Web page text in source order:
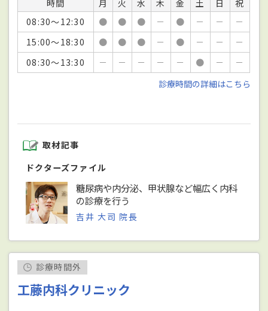
時間 月 火 水 木 金 土 日
祝
08:30～12:30
● ● ● － ● － －
－
15:00～18:30
● ● ● － ● － －
－
08:30～13:30
－ － － － － ● －
－
診療時間の詳細はこちら
取材記事
ドクターズファイル
糖尿病や内分泌、甲状腺など幅広く内科
の診療を行う
吉井 大司 院長
診療時間外
工藤内科クリニック